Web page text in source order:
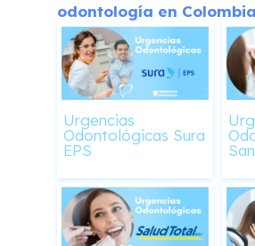
odontología en Colombia
Urgencias
Odontológicas Sura
EPS